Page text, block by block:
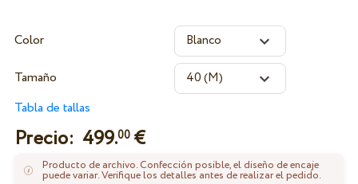
Color
Tamaño
Tabla de tallas
Precio: 499.00€
Producto de archivo. Confección posible, el diseño de encaje
puede variar. Verifique los detalles antes de realizar el pedido.